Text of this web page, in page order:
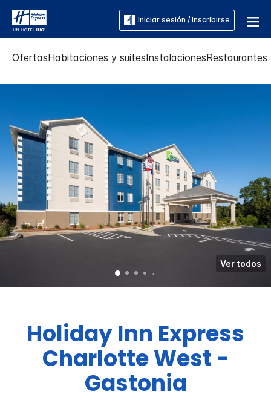
Iniciar sesión / Inscribirse
OfertasHabitaciones y suitesInstalacionesRestaurantes
Ver todos
Holiday Inn Express
Charlotte West -
Gastonia